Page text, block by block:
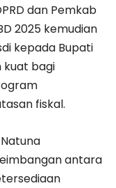
dan Pemkab
2025 kemudian
kepada Bupati
kuat bagi
fiskal.
antara